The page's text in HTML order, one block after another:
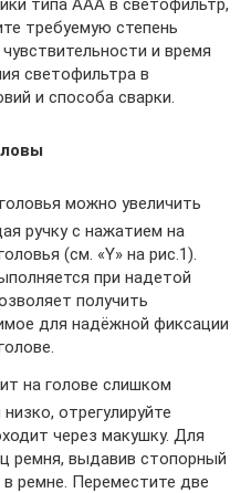
типа ААА в светофильтр,
требуемую степень
и время
светофильтра в
и способа сварки.
можно увеличить
ручку с нажатием на
(см. «Y» на рис.1).
при надетой
получить
для надёжной фиксации
на голове слишком
отрегулируйте
через макушку. Для
ремня, выдавив стопорный
ремне. Переместите две